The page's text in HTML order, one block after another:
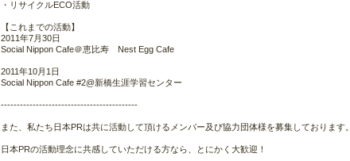
・リサイクルECO活動
【これまでの活動】
2011年7月30日
Social Nippon Cafe＠恵比寿 Nest Egg Cafe
2011年10月1日
Social Nippon Cafe #2@新橋生涯学習センター
-------------------------------------------
また、私たち日本PRは共に活動して頂けるメンバー及び協力団体様を募集しております。
日本PRの活動理念に共感していただける方なら、とにかく大歓迎！